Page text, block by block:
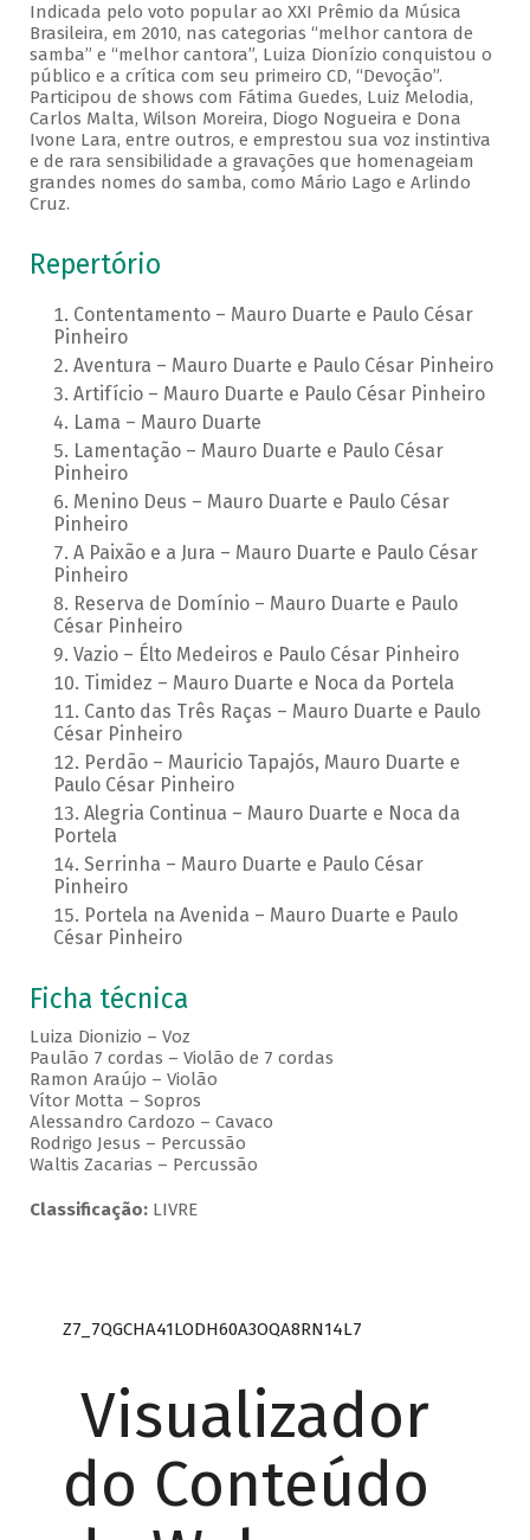
Indicada pelo voto popular ao XXI Prêmio da Música
Brasileira, em 2010, nas categorias “melhor cantora de
samba” e “melhor cantora”, Luiza Dionízio conquistou o
público e a crítica com seu primeiro CD, “Devoção”.
Participou de shows com Fátima Guedes, Luiz Melodia,
Carlos Malta, Wilson Moreira, Diogo Nogueira e Dona
Ivone Lara, entre outros, e emprestou sua voz instintiva
e de rara sensibilidade a gravações que homenageiam
grandes nomes do samba, como Mário Lago e Arlindo
Cruz.
Repertório
Contentamento – Mauro Duarte e Paulo César
Pinheiro
Aventura – Mauro Duarte e Paulo César Pinheiro
Artifício – Mauro Duarte e Paulo César Pinheiro
Lama – Mauro Duarte
Lamentação – Mauro Duarte e Paulo César
Pinheiro
Menino Deus – Mauro Duarte e Paulo César
Pinheiro
A Paixão e a Jura – Mauro Duarte e Paulo César
Pinheiro
Reserva de Domínio – Mauro Duarte e Paulo
César Pinheiro
Vazio – Élto Medeiros e Paulo César Pinheiro
Timidez – Mauro Duarte e Noca da Portela
Canto das Três Raças – Mauro Duarte e Paulo
César Pinheiro
Perdão – Mauricio Tapajós, Mauro Duarte e
Paulo César Pinheiro
Alegria Continua – Mauro Duarte e Noca da
Portela
Serrinha – Mauro Duarte e Paulo César
Pinheiro
Portela na Avenida – Mauro Duarte e Paulo
César Pinheiro
Ficha técnica
Luiza Dionizio – Voz
Paulão 7 cordas – Violão de 7 cordas
Ramon Araújo – Violão
Vítor Motta – Sopros
Alessandro Cardozo – Cavaco
Rodrigo Jesus – Percussão
Waltis Zacarias – Percussão
Classificação:LIVRE
Z7_7QGCHA41LODH60A3OQA8RN14L7
Visualizador
do Conteúdo